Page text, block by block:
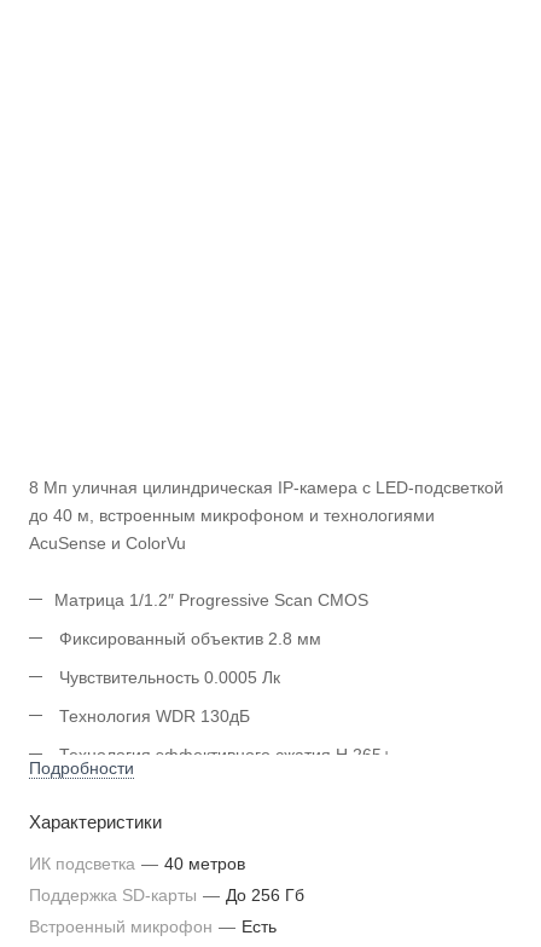
8 Мп уличная цилиндрическая IP-камера с LED-подсветкой
до 40 м, встроенным микрофоном и технологиями
AcuSense и ColorVu
Матрица 1/1.2″ Progressive Scan CMOS
Фиксированный объектив 2.8 мм
Чувствительность 0.0005 Лк
Технология WDR 130дБ
Технология эффективного сжатия H.265+
Классификация «человек/ТС»
Цветное изображение в любое время суток
Слот для microSD до 256 Гб
Подробности
Характеристики
ИК подсветка — 40 метров
Поддержка SD-карты — До 256 Гб
Встроенный микрофон — Есть